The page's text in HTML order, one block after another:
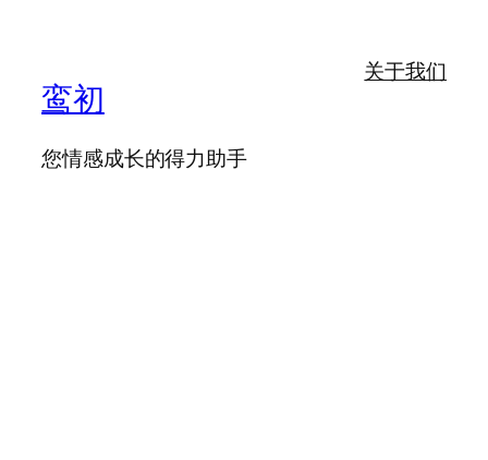
鸾初
您情感成长的得力助手
关于我们